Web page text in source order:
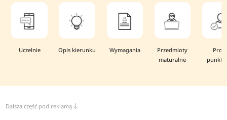
Uczelnie Opis kierunku Wymagania
Przedmioty
maturalne
Dalsza część pod reklamą